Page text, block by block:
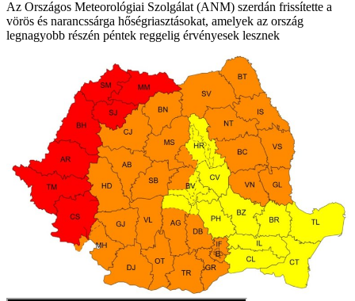
Az Országos Meteorológiai Szolgálat (ANM) szerdán frissítette a
vörös és narancssárga hőségriasztásokat, amelyek az ország
legnagyobb részén péntek reggelig érvényesek lesznek